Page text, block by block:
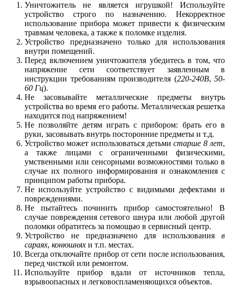
Уничтожитель не является игрушкой! Используйте
устройство строго по назначению. Некорректное
использование прибора может привести к физическим
травмам человека, а также к поломке изделия.
Устройство предназначено только для использования
внутри помещений.
Перед включением уничтожителя убедитесь в том, что
напряжение сети соответствует заявленным в
инструкции требованиям производителя (220-240В, 50-
60 Гц).
Не засовывайте металлические предметы внутрь
устройства во время его работы. Металлическая решетка
находится под напряжением!
Не позволяйте детям играть с прибором: брать его в
руки, засовывать внутрь посторонние предметы и т.д.
Устройство может использоваться детьмистарше 8 лет,
а также лицами с ограниченными физическими,
умственными или сенсорными возможностями только в
случае их полного информирования и ознакомления с
принципом работы прибора.
Не используйте устройство с видимыми дефектами и
повреждениями.
Не пытайтесь починить прибор самостоятельно! В
случае повреждения сетевого шнура или любой другой
поломки обратитесь за помощью в сервисный центр.
Устройство не предназначено для использования в
сараях, конюшнях и т.п. местах.
Всегда отключайте прибор от сети после использования,
перед чисткой или ремонтом.
Используйте прибор вдали от источников тепла,
взрывоопасных и легковоспламеняющихся объектов.